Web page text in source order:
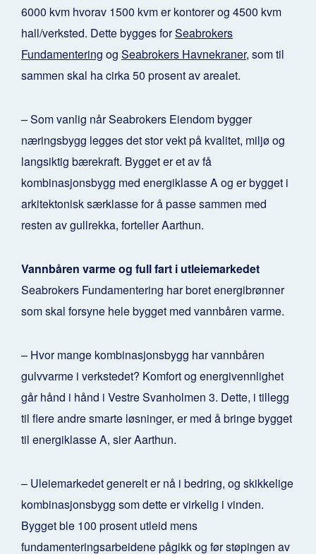
6000 kvm hvorav 1500 kvm er kontorer og 4500 kvm
hall/verksted. Dette bygges forSeabrokers
Fundamentering og Seabrokers Havnekraner, som til
sammen skal ha cirka 50 prosent av arealet.
– Som vanlig når Seabrokers Eiendom bygger
næringsbygg legges det stor vekt på kvalitet, miljø og
langsiktig bærekraft. Bygget er et av få
kombinasjonsbygg med energiklasse A og er bygget i
arkitektonisk særklasse for å passe sammen med
resten av gullrekka, forteller Aarthun.
Vannbåren varme og full fart i utleiemarkedet
Seabrokers Fundamentering har boret energibrønner
som skal forsyne hele bygget med vannbåren varme.
– Hvor mange kombinasjonsbygg har vannbåren
gulvvarme i verkstedet? Komfort og energivennlighet
går hånd i hånd i Vestre Svanholmen 3. Dette, i tillegg
til flere andre smarte løsninger, er med å bringe bygget
til energiklasse A, sier Aarthun.
– Uleiemarkedet generelt er nå i bedring, og skikkelige
kombinasjonsbygg som dette er virkelig i vinden.
Bygget ble 100 prosent utleid mens
fundamenteringsarbeidene pågikk og før støpingen av